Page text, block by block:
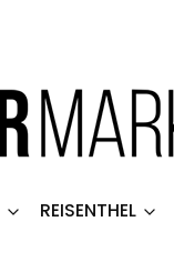
REISENTHEL